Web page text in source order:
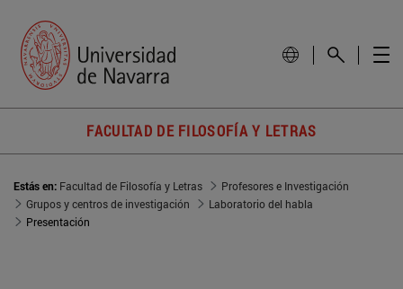
FACULTAD DE FILOSOFÍA Y LETRAS
Estás en: Facultad de Filosofía y Letras
Profesores e Investigación
Grupos y centros de investigación
Laboratorio del habla
Presentación